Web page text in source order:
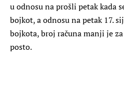
u odnosu na prošli petak kada
bojkot, a odnosu na petak 17.
bojkota, broj računa manji je
posto.